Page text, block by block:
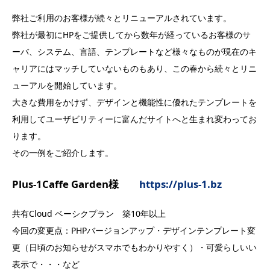
弊社ご利用のお客様が続々とリニューアルされています。
弊社が最初にHPをご提供してから数年が経っているお客様のサ
ーバ、システム、言語、テンプレートなど様々なものが現在のキ
ャリアにはマッチしていないものもあり、この春から続々とリニ
ューアルを開始しています。
大きな費用をかけず、デザインと機能性に優れたテンプレートを
利用してユーザビリティーに富んだサイトへと生まれ変わってお
ります。
その一例をご紹介します。
Plus-1Caffe Garden様 https://plus-1.bz
共有Cloud ベーシクプラン 築10年以上
今回の変更点：PHPバージョンアップ・デザインテンプレート変
更（日頃のお知らせがスマホでもわかりやすく）・可愛らしいい
表示で・・・など